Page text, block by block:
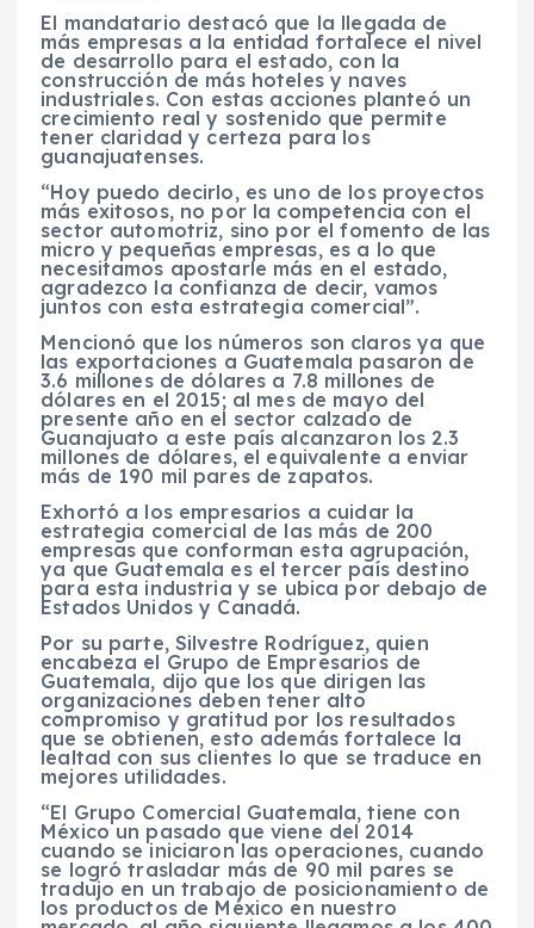
El mandatario destacó que la llegada de
más empresas a la entidad fortalece el nivel
de desarrollo para el estado, con la
construcción de más hoteles y naves
industriales. Con estas acciones planteó un
crecimiento real y sostenido que permite
tener claridad y certeza para los
guanajuatenses.
“Hoy puedo decirlo, es uno de los proyectos
más exitosos, no por la competencia con el
sector automotriz, sino por el fomento de las
micro y pequeñas empresas, es a lo que
necesitamos apostarle más en el estado,
agradezco la confianza de decir, vamos
juntos con esta estrategia comercial”.
Mencionó que los números son claros ya que
las exportaciones a Guatemala pasaron de
3.6 millones de dólares a 7.8 millones de
dólares en el 2015; al mes de mayo del
presente año en el sector calzado de
Guanajuato a este país alcanzaron los 2.3
millones de dólares, el equivalente a enviar
más de 190 mil pares de zapatos.
Exhortó a los empresarios a cuidar la
estrategia comercial de las más de 200
empresas que conforman esta agrupación,
ya que Guatemala es el tercer país destino
para esta industria y se ubica por debajo de
Estados Unidos y Canadá.
Por su parte, Silvestre Rodríguez, quien
encabeza el Grupo de Empresarios de
Guatemala, dijo que los que dirigen las
organizaciones deben tener alto
compromiso y gratitud por los resultados
que se obtienen, esto además fortalece la
lealtad con sus clientes lo que se traduce en
mejores utilidades.
“El Grupo Comercial Guatemala, tiene con
México un pasado que viene del 2014
cuando se iniciaron las operaciones, cuando
se logró trasladar más de 90 mil pares se
tradujo en un trabajo de posicionamiento de
los productos de México en nuestro